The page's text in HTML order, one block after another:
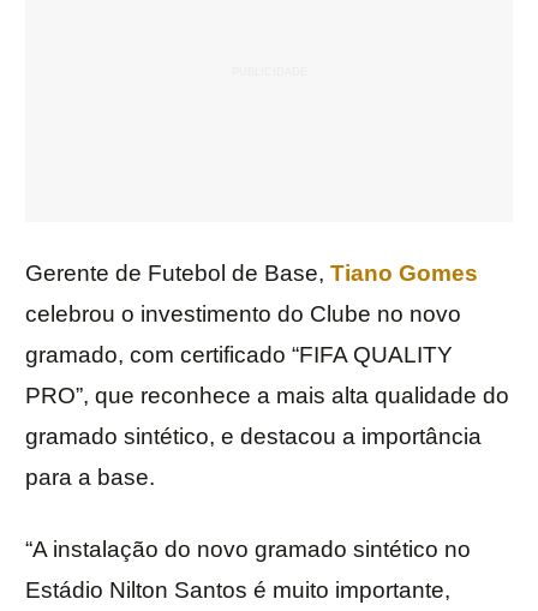
Gerente de Futebol de Base, Tiano Gomes
celebrou o investimento do Clube no novo
gramado, com certificado “FIFA QUALITY
PRO”, que reconhece a mais alta qualidade do
gramado sintético, e destacou a importância
para a base.
“A instalação do novo gramado sintético no
Estádio Nilton Santos é muito importante,